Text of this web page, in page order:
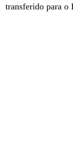
transferido para o